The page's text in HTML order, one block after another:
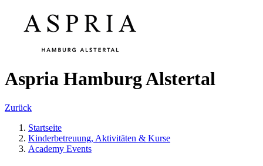
Aspria Hamburg Alstertal
Zurück
Startseite
Kinderbetreuung, Aktivitäten & Kurse
Academy Events